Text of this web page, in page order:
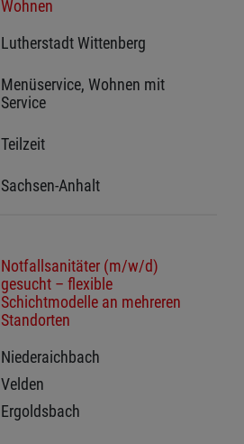
Wohnen
Lutherstadt Wittenberg
Menüservice, Wohnen mit
Service
Teilzeit
Sachsen-Anhalt
Notfallsanitäter (m/w/d)
gesucht – flexible
Schichtmodelle an mehreren
Standorten
Niederaichbach
Velden
Ergoldsbach